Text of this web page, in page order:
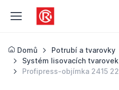
Domů
Potrubí a tvarovky
Systém lisovacích tvarovek
Profipress-objímka 2415 22